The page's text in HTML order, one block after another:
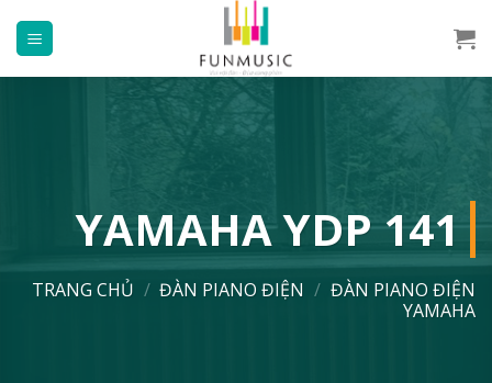
đến
YAMAHA YDP 141
TRANG CHỦ / ĐÀN PIANO ĐIỆN / ĐÀN PIANO ĐIỆN
YAMAHA